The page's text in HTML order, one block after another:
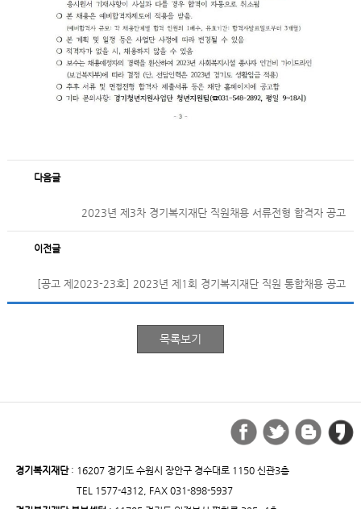
다음글
2023년 제3차 경기복지재단 직원채용 서류전형 합격자 공고
이전글
[공고 제2023-23호] 2023년 제1회 경기복지재단 직원 통합채용 공고
경기복지재단: 16207 경기도 수원시 장안구 경수대로 1150 신관3층
TEL 1577-4312, FAX 031-898-5937